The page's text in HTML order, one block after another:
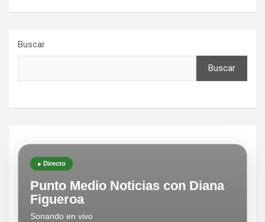
Buscar
Buscar
● Directo
Punto Medio Noticias con Diana
Figueroa
Sonando en vivo